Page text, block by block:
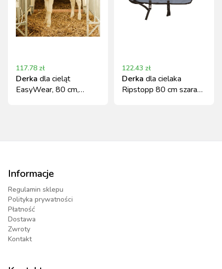
117.78 zł
Derka dla cieląt
EasyWear, 80 cm,
122.43 zł
Derka dla cielaka
Ripstopp 80 cm szara
Informacje
Regulamin sklepu
Polityka prywatności
Płatność
Dostawa
Zwroty
Kontakt